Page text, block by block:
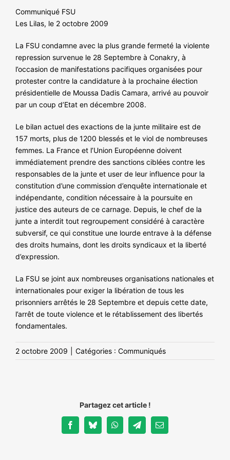
Communiqué FSU
Les Lilas, le 2 octobre 2009
La FSU condamne avec la plus grande fermeté la violente
repression survenue le 28 Septembre à Conakry, à
l’occasion de manifestations pacifiques organisées pour
protester contre la candidature à la prochaine élection
présidentielle de Moussa Dadis Camara, arrivé au pouvoir
par un coup d’Etat en décembre 2008.
Le bilan actuel des exactions de la junte militaire est de
157 morts, plus de 1200 blessés et le viol de nombreuses
femmes. La France et l’Union Européenne doivent
immédiatement prendre des sanctions ciblées contre les
responsables de la junte et user de leur influence pour la
constitution d’une commission d’enquête internationale et
indépendante, condition nécessaire à la poursuite en
justice des auteurs de ce carnage. Depuis, le chef de la
junte a interdit tout regroupement considéré à caractère
subversif, ce qui constitue une lourde entrave à la défense
des droits humains, dont les droits syndicaux et la liberté
d’expression.
La FSU se joint aux nombreuses organisations nationales et
internationales pour exiger la libération de tous les
prisonniers arrêtés le 28 Septembre et depuis cette date,
l’arrêt de toute violence et le rétablissement des libertés
fondamentales.
2 octobre 2009 Catégories : Communiqués
Partagez cet article !
FacebookBlueskyWhatsAppTelegramEmail